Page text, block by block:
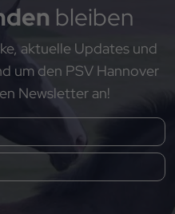
bleiben
aktuelle Updates und
um den PSV Hannover
Newsletter an!